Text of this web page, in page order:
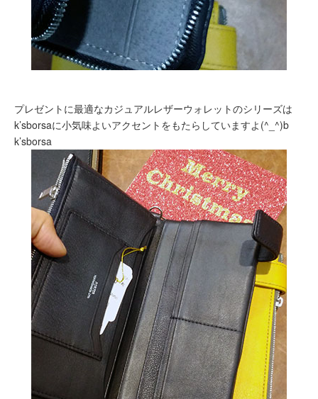
プレゼントに最適なカジュアルレザーウォレットのシリーズは
k’sborsaに小気味よいアクセントをもたらしていますよ(^_^)b
k’sborsa